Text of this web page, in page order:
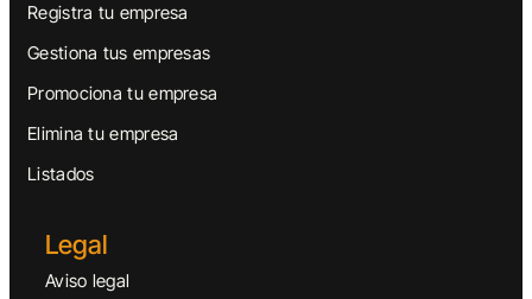
Registra tu empresa
Gestiona tus empresas
Promociona tu empresa
Elimina tu empresa
Listados
Legal
Aviso legal